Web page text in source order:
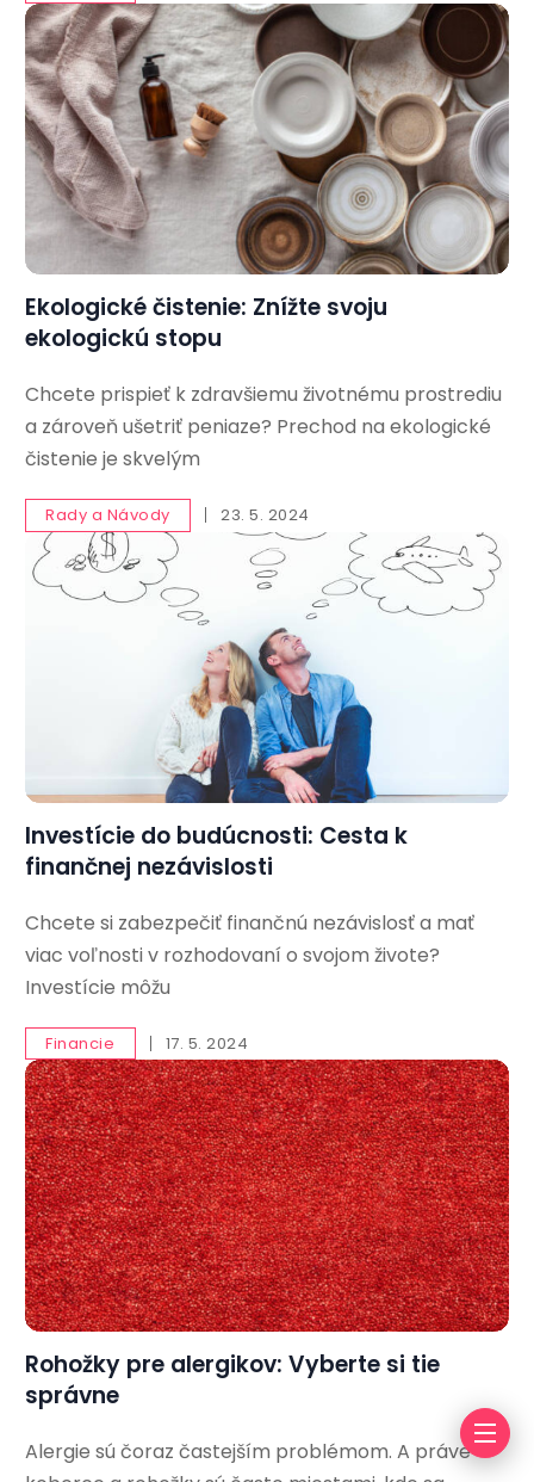
Ekologické čistenie: Znížte svoju
ekologickú stopu
Chcete prispieť k zdravšiemu životnému prostrediu
a zároveň ušetriť peniaze? Prechod na ekologické
čistenie je skvelým
Rady a Návody 23. 5. 2024
Investície do budúcnosti: Cesta k
finančnej nezávislosti
Chcete si zabezpečiť finančnú nezávislosť a mať
viac voľnosti v rozhodovaní o svojom živote?
Investície môžu
Financie 17. 5. 2024
Rohožky pre alergikov: Vyberte si tie
správne
Alergie sú čoraz častejším problémom. A práve